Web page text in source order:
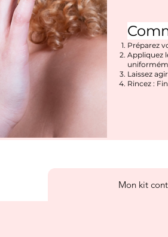
Préparez
Appliquez
Laissez
Rincez :
Mon kit